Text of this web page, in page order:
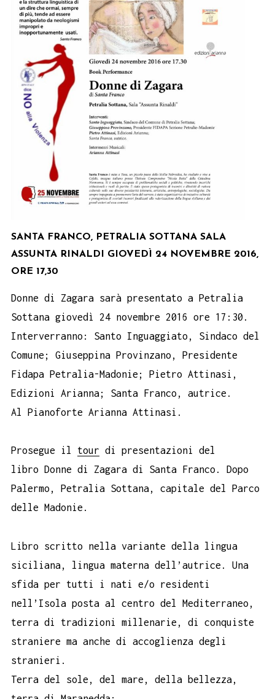
SANTA FRANCO, PETRALIA SOTTANA SALA
ASSUNTA RINALDI GIOVEDÌ 24 NOVEMBRE 2016,
ORE 17,30
Donne di Zagara sarà presentato a Petralia
Sottana giovedì 24 novembre 2016 ore 17:30.
Interverranno: Santo Inguaggiato, Sindaco del
Comune; Giuseppina Provinzano, Presidente
Fidapa Petralia-Madonie; Pietro Attinasi,
Edizioni Arianna; Santa Franco, autrice.
Al Pianoforte Arianna Attinasi.
Prosegue il tour di presentazioni del
libro Donne di Zagara di Santa Franco. Dopo
Palermo, Petralia Sottana, capitale del Parco
delle Madonie.
Libro scritto nella variante della lingua
siciliana, lingua materna dell’autrice. Una
sfida per tutti i nati e/o residenti
nell’Isola posta al centro del Mediterraneo,
terra di tradizioni millenarie, di conquiste
straniere ma anche di accoglienza degli
stranieri.
Terra del sole, del mare, della bellezza,